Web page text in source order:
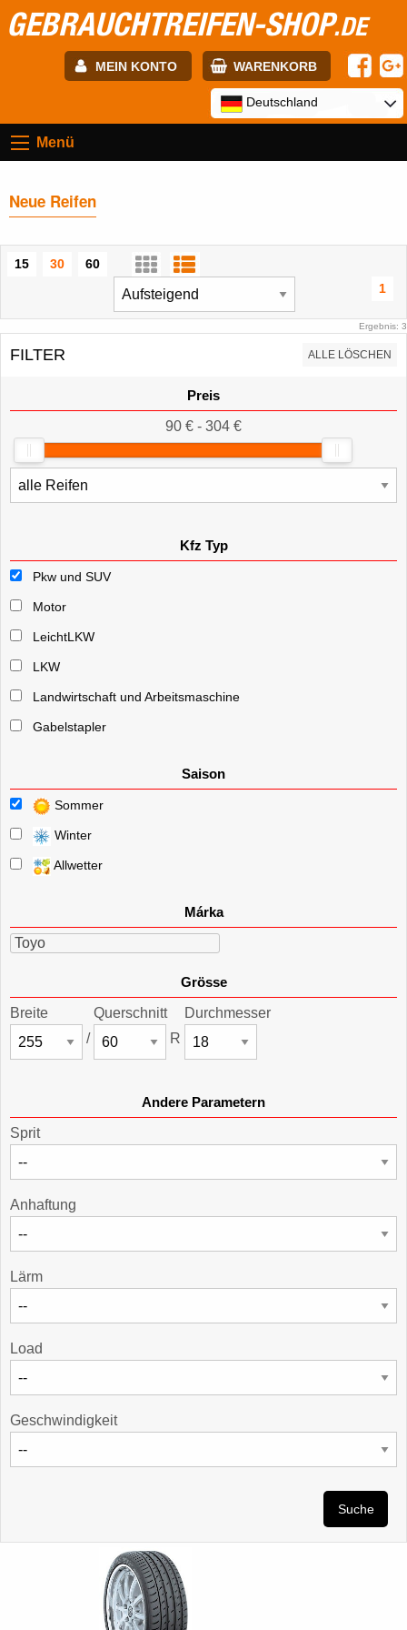
GEBRAUCHTREIFEN-SHOP.DE
MEIN KONTO WARENKORB
Passwort:
Deutschland
Menü
Neue Reifen
15 30
60
1
Ergebnis: 3
FILTER ALLE LÖSCHEN
Preis
90 € - 304 €
Kfz Typ
Pkw und SUV
Motor
LeichtLKW
LKW
Landwirtschaft und Arbeitsmaschine
Gabelstapler
Saison
Sommer
Winter
Allwetter
Márka
Toyo
Grösse
Breite
/
Querschnitt
R
Durchmesser
Andere Parametern
Sprit
Anhaftung
Lärm
Load
Geschwindigkeit
Suche